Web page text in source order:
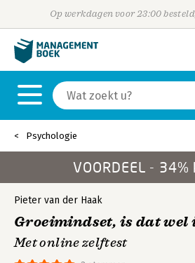
Op werkdagen voor 23:00
Psychologie
VOORDEEL -
Pieter van der Haak
Groeimindset, is dat wel
Met online zelftest